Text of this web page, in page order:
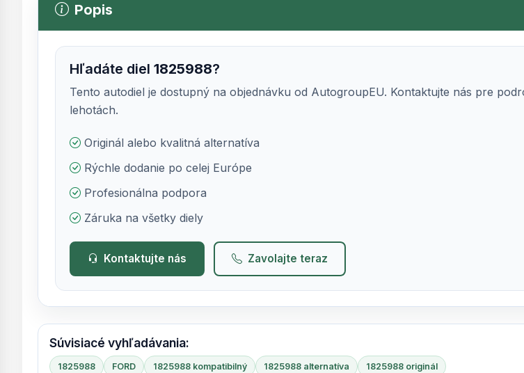
Popis
Hľadáte diel1825988?
Tento autodiel je dostupný na objednávku od AutogroupEU. Kontaktujte nás pre
lehotách.
Originál alebo kvalitná alternatíva
Rýchle dodanie po celej Európe
Profesionálna podpora
Záruka na všetky diely
Kontaktujte nás Zavolajte teraz
Súvisiacé vyhľadávania:
1825988 FORD 1825988 kompatibilný 1825988 alternatíva 1825988 originál